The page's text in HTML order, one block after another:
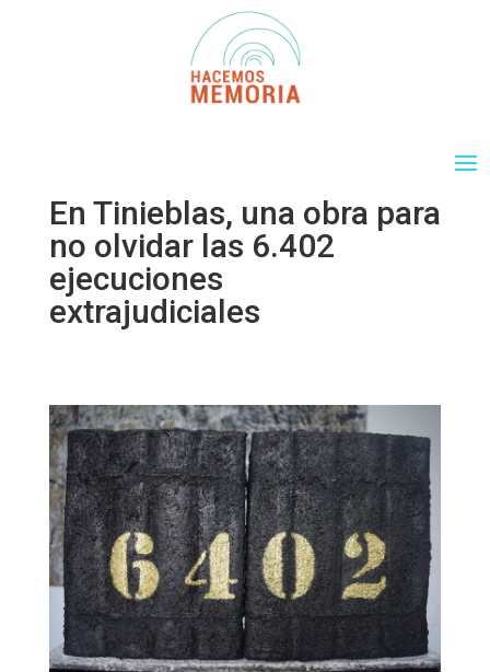
En Tinieblas, una obra para
no olvidar las 6.402
ejecuciones
extrajudiciales